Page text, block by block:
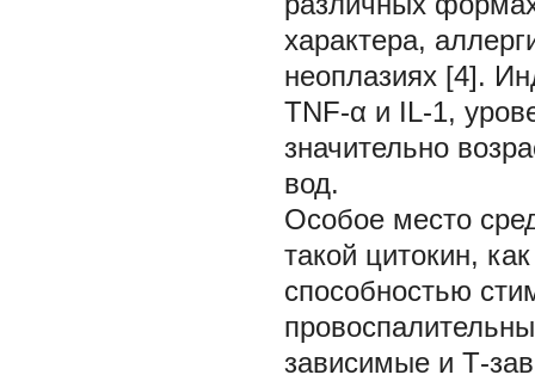
характера,
неоплазиях [4].
TNF-α и IL-1,
значительно
вод.
Особое место
такой цитокин,
способностью
зависимые и Т-